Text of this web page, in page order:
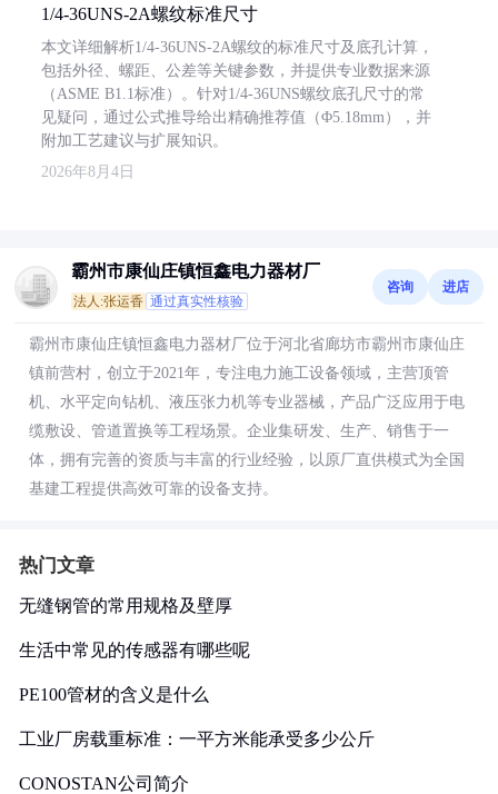
1/4-36UNS-2A螺纹标准尺寸
本文详细解析1/4-36UNS-2A螺纹的标准尺寸及底孔计算，
包括外径、螺距、公差等关键参数，并提供专业数据来源
（ASME B1.1标准）。针对1/4-36UNS螺纹底孔尺寸的常
见疑问，通过公式推导给出精确推荐值（Φ5.18mm），并
附加工艺建议与扩展知识。
2026年8月4日
霸州市康仙庄镇恒鑫电力器材厂
法人:张运香 通过真实性核验
咨询 进店
霸州市康仙庄镇恒鑫电力器材厂位于河北省廊坊市霸州市康仙庄
镇前营村，创立于2021年，专注电力施工设备领域，主营顶管
机、水平定向钻机、液压张力机等专业器械，产品广泛应用于电
缆敷设、管道置换等工程场景。企业集研发、生产、销售于一
体，拥有完善的资质与丰富的行业经验，以原厂直供模式为全国
基建工程提供高效可靠的设备支持。
热门文章
无缝钢管的常用规格及壁厚
生活中常见的传感器有哪些呢
PE100管材的含义是什么
工业厂房载重标准：一平方米能承受多少公斤
CONOSTAN公司简介